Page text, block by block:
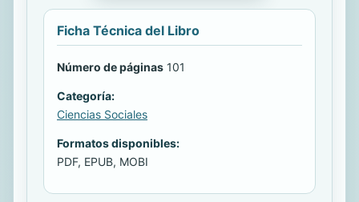
Ficha Técnica del Libro
Número de páginas 101
Categoría:
Ciencias Sociales
Formatos disponibles:
PDF, EPUB, MOBI